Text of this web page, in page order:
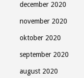
december 2020
november 2020
oktober 2020
september 2020
august 2020